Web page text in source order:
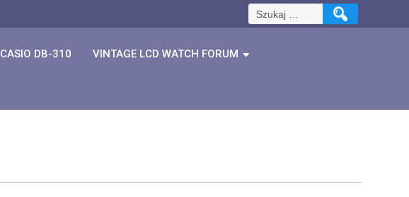
Szukaj:
CASIO DB-310 VINTAGE LCD WATCH FORUM